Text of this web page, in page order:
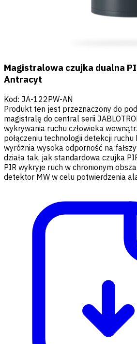
Magistralowa czujka dualna
Antracyt
Kod: JA-122PW-AN
Produkt ten jest przeznaczony do
magistralę do central serii
wykrywania ruchu człowieka
połączeniu technologii detekcji ruchu
wyróżnia wysoka odporność na
działa tak, jak standardowa czujka
PIR wykryje ruch w chronionym
detektor MW w celu potwierdzenia